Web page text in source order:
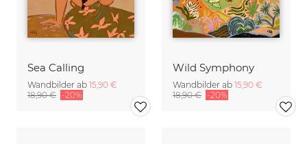
Sea Calling
Wandbilder ab 15,90 €
18,90 € -20%
Wild Symphony
Wandbilder ab 15,90 €
18,90 € -20%